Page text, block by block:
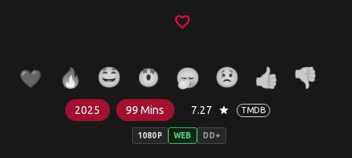
favorite_border
2025 99 Mins 7.27 star TMDB
1080P WEB DD+